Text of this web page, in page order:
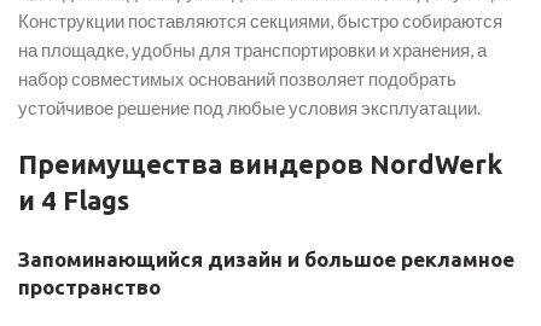
Конструкции поставляются секциями, быстро собираются
на площадке, удобны для транспортировки и хранения, а
набор совместимых оснований позволяет подобрать
устойчивое решение под любые условия эксплуатации.
Преимущества виндеров NordWerk
и 4 Flags
Запоминающийся дизайн и большое рекламное
пространство